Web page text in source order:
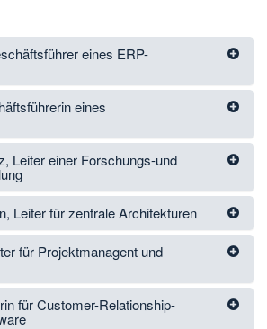
eines ERP-
eines
Leiter einer Forschungs-und
Leiter für zentrale Architekturen
für Projektmanagent und
für Customer-Relationship-